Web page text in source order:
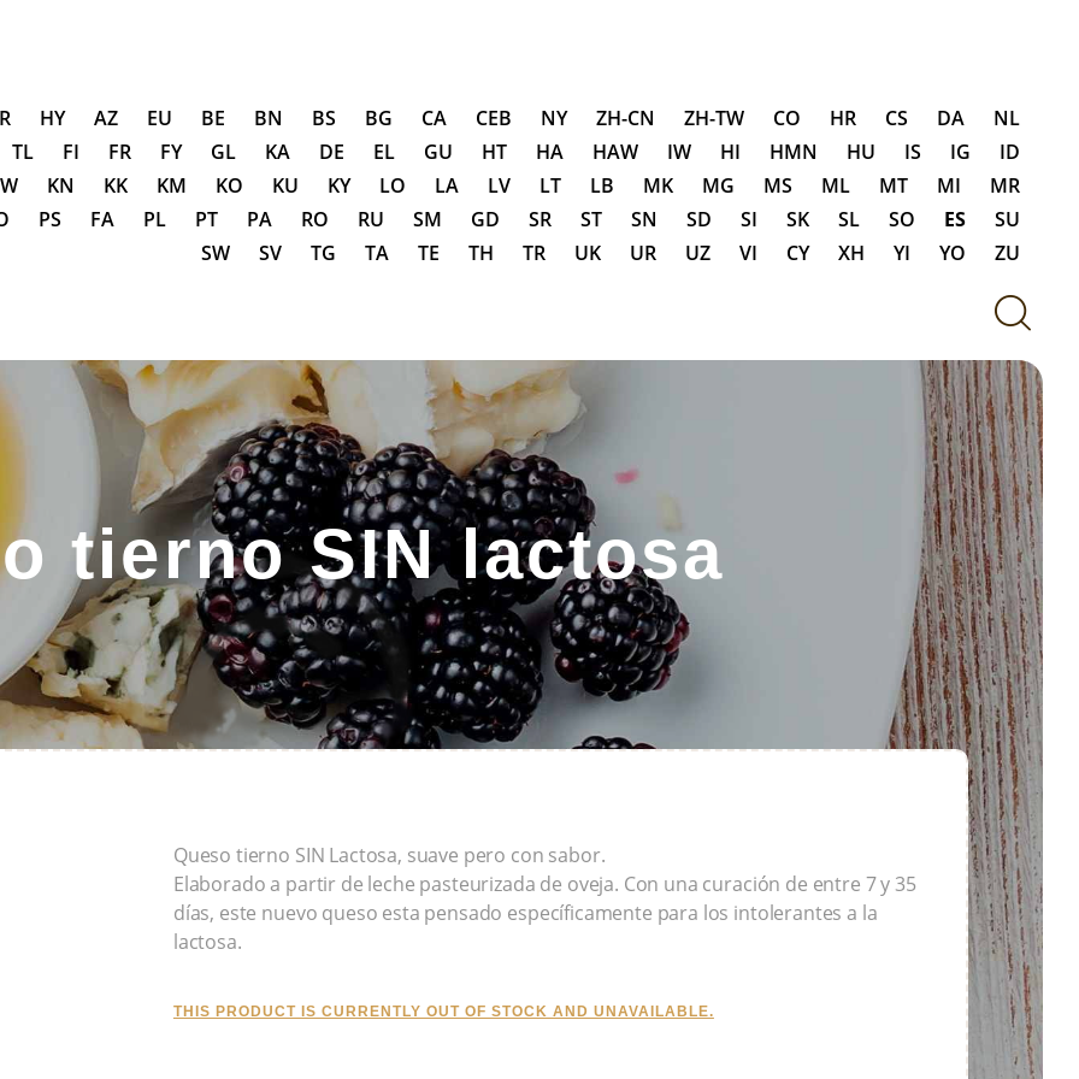
HY AZ EU BE BN BS BG CA CEB NY ZH-CN ZH-TW CO HR CS DA
NL
TL
FI FR FY GL KA DE EL GU HT HA HAW IW HI HMN HU IS IG
ID
KN KK KM KO KU KY LO LA LV LT LB MK MG MS ML MT MI
MR
PS FA PL PT PA RO RU SM GD SR ST SN SD SI SK SL SO ES
SU
SW
SV TG TA TE TH TR UK UR UZ VI CY XH YI YO ZU
CASA DEL QUESO EN SORIA
Tienda
Categorías
Blog/Eventos
tierno SIN lactosa
Queso tierno SIN Lactosa, suave pero con sabor.
Elaborado a partir de leche pasteurizada de oveja. Con una curación de entre 7 y 35
días, este nuevo queso esta pensado específicamente para los intolerantes a la
lactosa.
THIS PRODUCT IS CURRENTLY OUT OF STOCK AND UNAVAILABLE.